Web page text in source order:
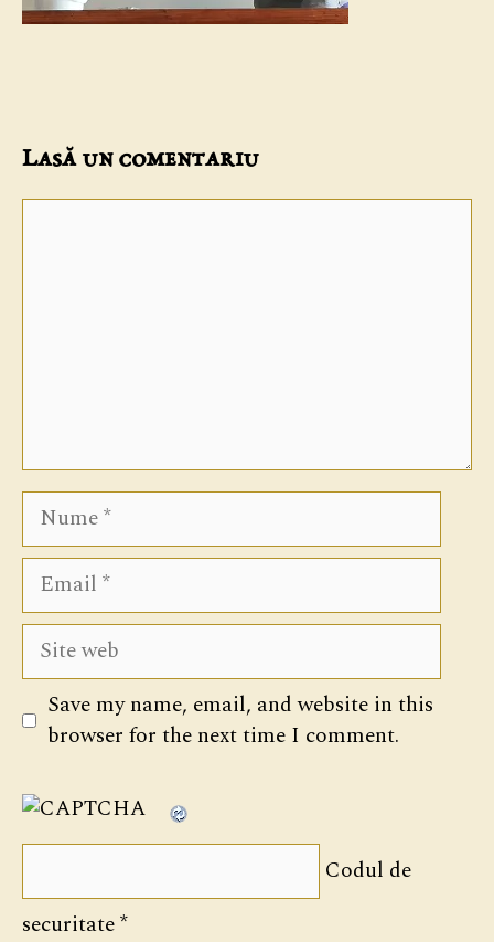
Lasă un comentariu
Nume
Email
Site
web
Save my name, email, and website in this
browser for the next time I comment.
Codul de
securitate*